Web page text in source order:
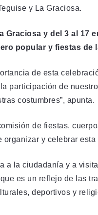
y La Graciosa.
Graciosa y del 3 al 17
popular y fiestas de
de esta
participación de
costumbres”, apunta.
de fiestas,
y celebrar esta
a la ciudadanía y a
es un reflejo de las
deportivos y